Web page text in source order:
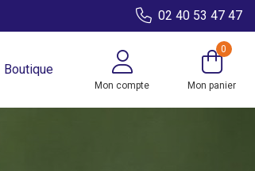
02 40 53 47 47
Boutique
Mon compte
0
Mon panier